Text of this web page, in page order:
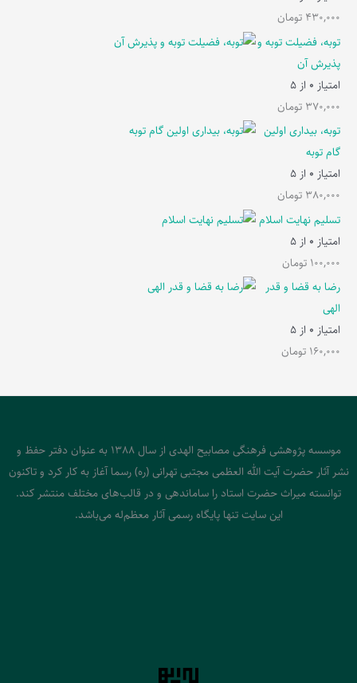
430,000 تومان
توبه، فضیلت توبه و
پذیرش آن
امتیاز 0 از 5
370,000 تومان
توبه، بیداری اولین
گام توبه
امتیاز 0 از 5
380,000 تومان
تسلیم نهایت اسلام
امتیاز 0 از 5
100,000 تومان
رضا به قضا و قدر
الهی
امتیاز 0 از 5
160,000 تومان
موسسه پژوهشی فرهنگی مصابیح الهدی از سال 1388 به عنوان دفتر حفظ و
نشر آثار حضرت آیت الله العظمی مجتبی تهرانی (ره) رسما آغاز به کار کرد و تاکنون
توانسته میراث حضرت استاد را ساماندهی و در قالب‌های مختلف منتشر کند.
این سایت تنها پایگاه رسمی آثار معظم‌له می‌باشد.